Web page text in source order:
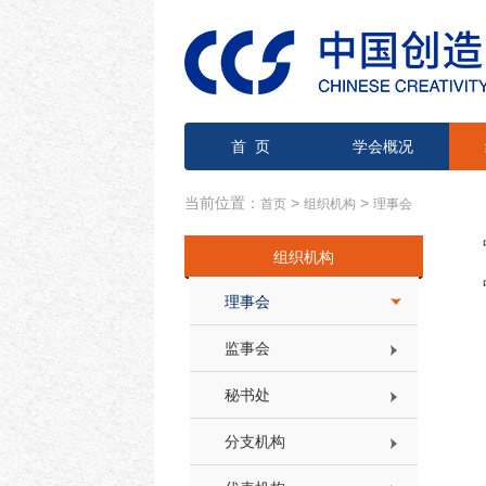
首 页 学会概况
当前位置： 首页 > 组织机构 > 理事会
组织机构
理事会
监事会
秘书处
分支机构